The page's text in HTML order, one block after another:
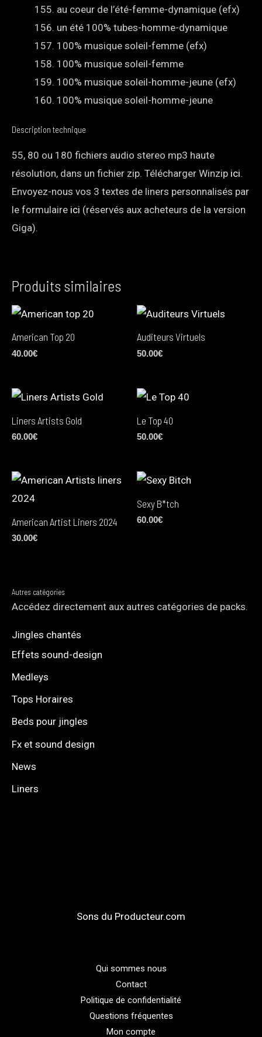
au coeur de l’été-femme-dynamique (efx)
un été 100% tubes-homme-dynamique
100% musique soleil-femme (efx)
100% musique soleil-femme
100% musique soleil-homme-jeune (efx)
100% musique soleil-homme-jeune
Description technique
55, 80 ou 180 fichiers audio stereo mp3 haute
résolution, dans un fichier zip. Télécharger Winzip ici.
Envoyez-nous vos 3 textes de liners personnalisés par
le formulaire ici (réservés aux acheteurs de la version
Giga).
Produits similaires
American Top 20
40.00€
Auditeurs Virtuels
50.00€
Liners Artists Gold
60.00€
Le Top 40
50.00€
American Artist Liners 2024
30.00€
Sexy B*tch
60.00€
Autres catégories
Accédez directement aux autres catégories de packs.
Jingles chantés
Effets sound-design
Medleys
Tops Horaires
Beds pour jingles
Fx et sound design
News
Liners
Sons du Producteur.com
Qui sommes nous
Contact
Politique de confidentialité
Questions fréquentes
Mon compte